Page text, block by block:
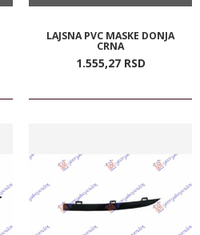
LAJSNA PVC MASKE DONJA
CRNA
1.555,27 RSD